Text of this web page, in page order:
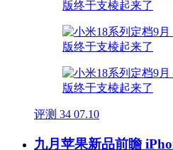
评测 34 07.10
九月苹果新品前瞻